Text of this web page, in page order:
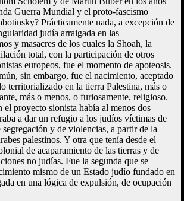
Guerra Mundial y el proto-fascismo
Prácticamente nada, a excepción de
judía arraigada en las
y masacres de los cuales la Shoah, la
total, con la participación de otros
europeos, fue el momento de apoteosis.
sin embargo, fue el nacimiento, aceptado
territorializado en la tierra Palestina, más o
más o menos, o furiosamente, religioso.
el proyecto sionista había al menos dos
a dar un refugio a los judíos víctimas de
y de violencias, a partir de la
palestinos. Y otra que tenía desde el
de acaparamiento de las tierras y de
no judías. Fue la segunda que se
mismo de un Estado judío fundado en
en una lógica de expulsión, de ocupación